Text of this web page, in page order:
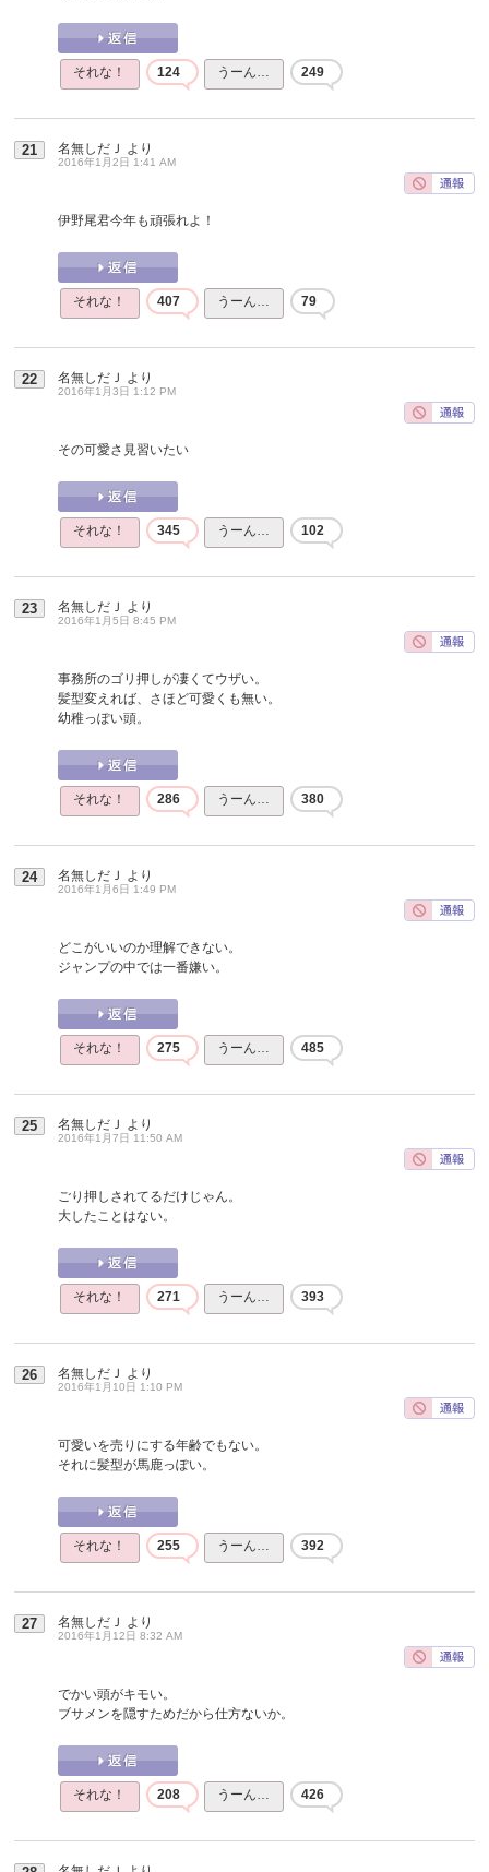
それな！ 124 うーん… 249
21 名無しだＪ より
2016年1月2日 1:41 AM
伊野尾君今年も頑張れよ！
それな！ 407 うーん… 79
22 名無しだＪ より
2016年1月3日 1:12 PM
その可愛さ見習いたい
それな！ 345 うーん… 102
23 名無しだＪ より
2016年1月5日 8:45 PM
事務所のゴリ押しが凄くてウザい。
髪型変えれば、さほど可愛くも無い。
幼稚っぽい頭。
それな！ 286 うーん… 380
24 名無しだＪ より
2016年1月6日 1:49 PM
どこがいいのか理解できない。
ジャンプの中では一番嫌い。
それな！ 275 うーん… 485
25 名無しだＪ より
2016年1月7日 11:50 AM
ごり押しされてるだけじゃん。
大したことはない。
それな！ 271 うーん… 393
26 名無しだＪ より
2016年1月10日 1:10 PM
可愛いを売りにする年齢でもない。
それに髪型が馬鹿っぽい。
それな！ 255 うーん… 392
27 名無しだＪ より
2016年1月12日 8:32 AM
でかい頭がキモい。
ブサメンを隠すためだから仕方ないか。
それな！ 208 うーん… 426